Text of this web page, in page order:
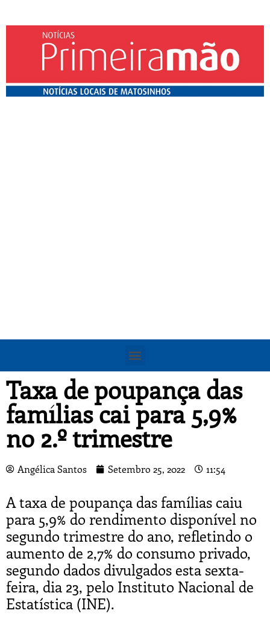
Taxa de poupança das
famílias cai para 5,9%
no 2.º trimestre
Angélica Santos Setembro 25, 2022 11:54
A taxa de poupança das famílias caiu
para 5,9% do rendimento disponível no
segundo trimestre do ano, refletindo o
aumento de 2,7% do consumo privado,
segundo dados divulgados esta sexta-
feira, dia 23, pelo Instituto Nacional de
Estatística (INE).